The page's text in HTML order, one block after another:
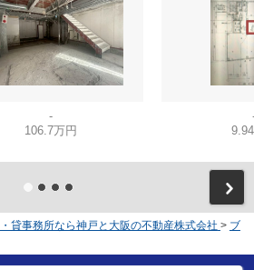
-
106.7万円
貸事務所なら神戸と大阪の不動産株式会社 > ブ